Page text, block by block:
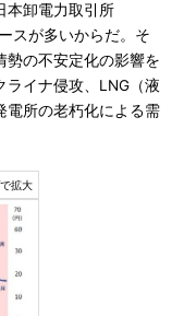
本卸電力取引所
スが多いからだ。そ
勢の不安定化の影響を
ライナ侵攻、LNG（液
電所の老朽化による需